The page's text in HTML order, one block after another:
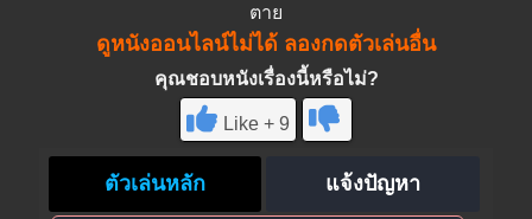
ตาย
ดูหนังออนไลน์ไม่ได้ ลองกดตัวเล่นอื่น
คุณชอบหนังเรื่องนี้หรือไม่?
Like + 9
ตัวเล่นหลัก แจ้งปัญหา